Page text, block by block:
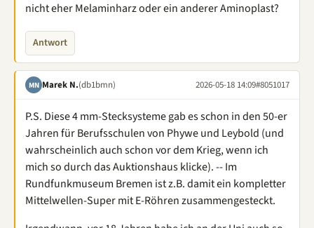
nicht eher Melaminharz oder ein anderer Aminoplast?
Antwort
MN Marek N.(db1bmn) 2026-05-18 14:09#8051017
P.S. Diese 4 mm-Stecksysteme gab es schon in den 50-er
Jahren für Berufsschulen von Phywe und Leybold (und
wahrscheinlich auch schon vor dem Krieg, wenn ich
mich so durch das Auktionshaus klicke). -- Im
Rundfunkmuseum Bremen ist z.B. damit ein kompletter
Mittelwellen-Super mit E-Röhren zusammengesteckt.